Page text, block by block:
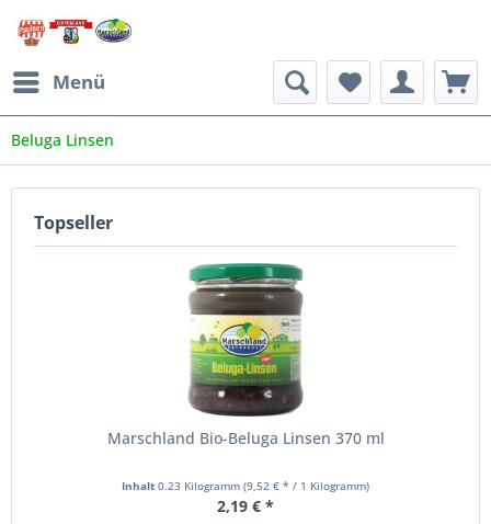
Menü
Beluga Linsen
Topseller
Marschland Bio-Beluga Linsen 370 ml
Inhalt 0.23 Kilogramm (9,52 € * / 1 Kilogramm)
2,19 € *